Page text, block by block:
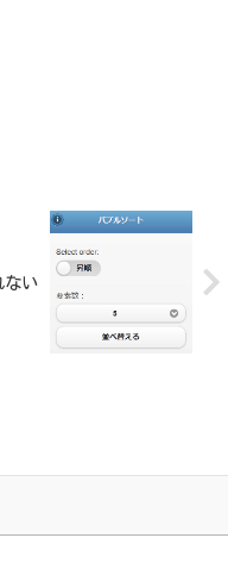
ない